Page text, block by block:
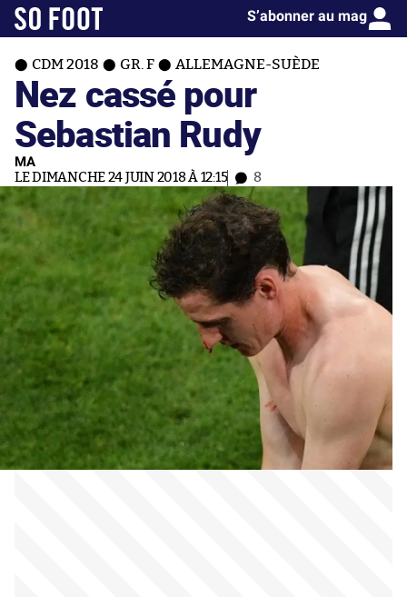
S’abonner au mag
CDM 2018 GR. F ALLEMAGNE-SUÈDE
Nez cassé pour
Sebastian Rudy
MA
LE DIMANCHE 24 JUIN 2018 À 12:15 8